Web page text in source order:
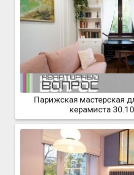
Парижская мастерская
керамиста